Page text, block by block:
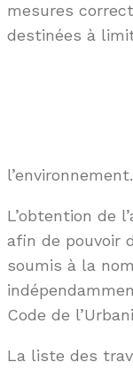
mesures
destinées à
l’environnement.
L’obtention de
afin de pouvoir
soumis à la
Code de
La liste des